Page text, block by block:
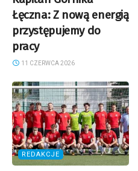
Łęczna: Z nową energią
przystępujemy do
pracy
11 CZERWCA 2026
REDAKCJE